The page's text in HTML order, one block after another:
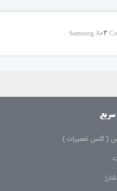
( گلس تعمیرات )